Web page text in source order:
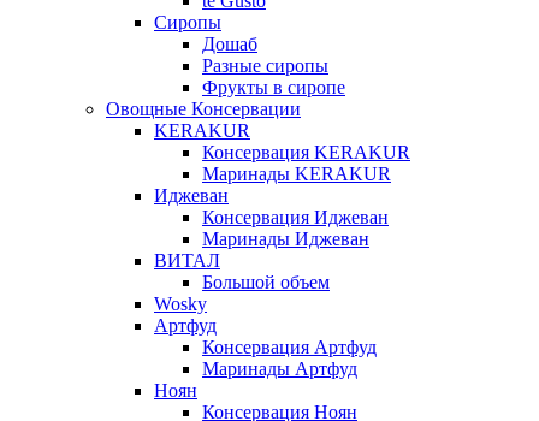
Сиропы
Дошаб
Разные сиропы
Фрукты в сиропе
Овощные Консервации
KERAKUR
Консервация KERAKUR
Маринады KERAKUR
Иджеван
Консервация Иджеван
Маринады Иджеван
ВИТАЛ
Большой объем
Wosky
Артфуд
Консервация Артфуд
Маринады Артфуд
Ноян
Консервация Ноян